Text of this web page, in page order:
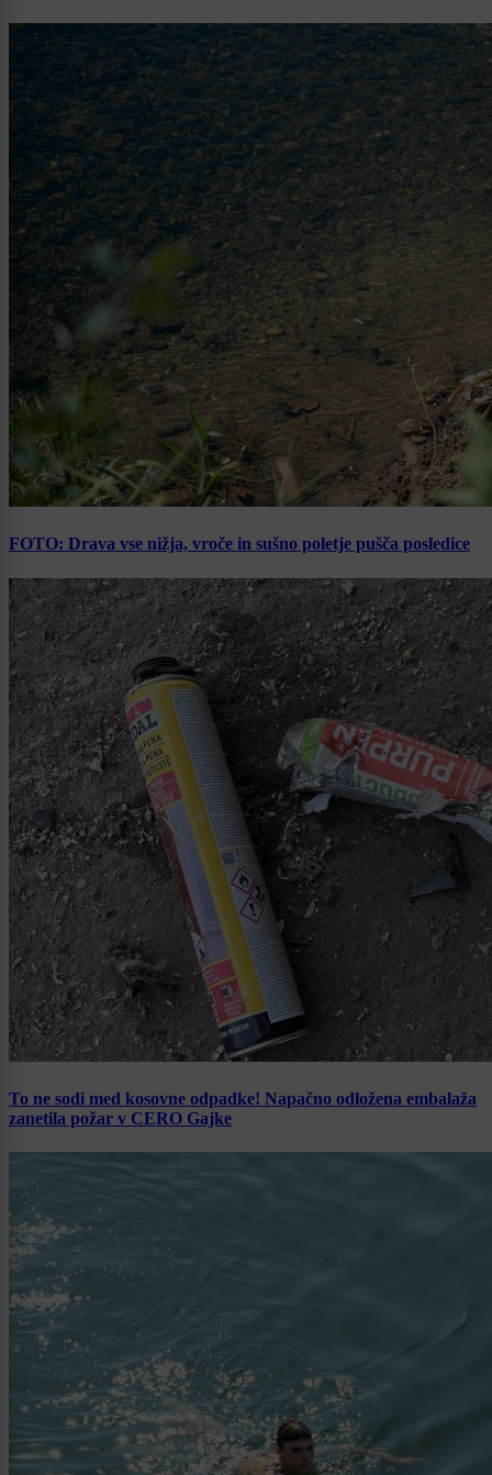
FOTO: Drava vse nižja, vroče in sušno poletje pušča posledice
To ne sodi med kosovne odpadke! Napačno odložena embalaža
zanetila požar v CERO Gajke